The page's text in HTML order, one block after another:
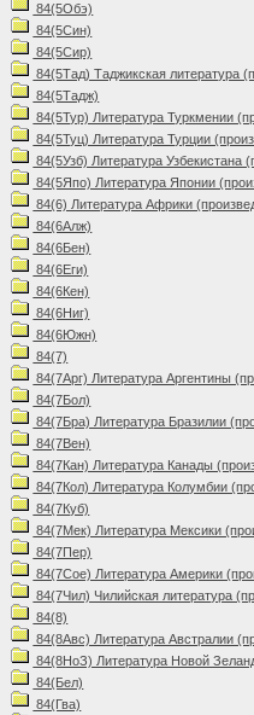
84(5Обэ)
84(5Син)
84(5Сир)
84(5Тад) Таджикская литература
84(5Тадж)
84(5Тур) Литература Туркмении
84(5Туц) Литература Турции
84(5Узб) Литература Узбекистана
84(5Япо) Литература Японии
84(6) Литература Африки
84(6Алж)
84(6Бен)
84(6Еги)
84(6Кен)
84(6Ниг)
84(6Южн)
84(7)
84(7Арг) Литература Аргентины
84(7Бол)
84(7Бра) Литература Бразилии
84(7Вен)
84(7Кан) Литература Канады
84(7Кол) Литература Колумбии
84(7Куб)
84(7Мек) Литература Мексики
84(7Пер)
84(7Сое) Литература Америки
84(7Чил) Чилийская литература
84(8)
84(8Авс) Литература Австралии
84(8НоЗ) Литература Новой
84(Бел)
84(Гва)